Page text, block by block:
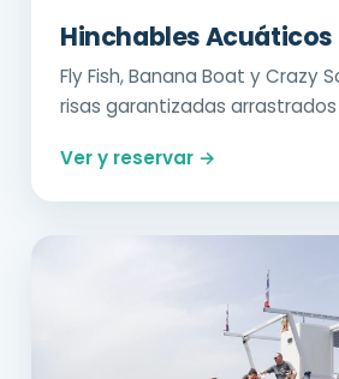
Hinchables Acuáticos
Fly Fish, Banana Boat y Crazy
risas garantizadas
Ver y reservar →